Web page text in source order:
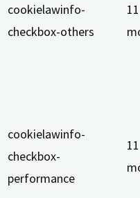
cookielawinfo-
checkbox-others
11
cookielawinfo-
checkbox-
performance
11